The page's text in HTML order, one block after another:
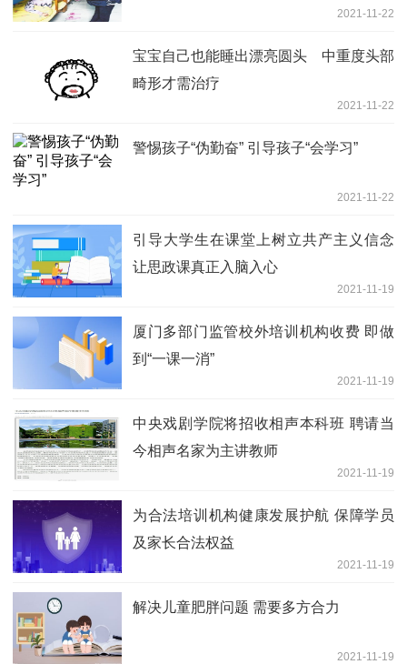
2021-11-22
宝宝自己也能睡出漂亮圆头 中重度头部
畸形才需治疗
2021-11-22
警惕孩子“伪勤奋” 引导孩子“会学习”
2021-11-22
引导大学生在课堂上树立共产主义信念
让思政课真正入脑入心
2021-11-19
厦门多部门监管校外培训机构收费 即做
到“一课一消”
2021-11-19
中央戏剧学院将招收相声本科班 聘请当
今相声名家为主讲教师
2021-11-19
为合法培训机构健康发展护航 保障学员
及家长合法权益
2021-11-19
解决儿童肥胖问题 需要多方合力
2021-11-19